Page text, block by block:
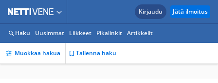
Kirjaudu Jätä ilmoitus
Haku Uusimmat Liikkeet Pikalinkit Artikkelit
Muokkaa hakua Tallenna haku